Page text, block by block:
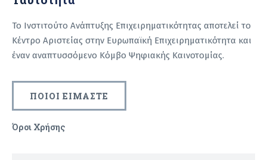
Το Ινστιτούτο Ανάπτυξης Επιχειρηματικότητας αποτελεί το
Κέντρο Αριστείας στην Ευρωπαϊκή Επιχειρηματικότητα και
έναν αναπτυσσόμενο Κόμβο Ψηφιακής Καινοτομίας.
ΠΟΙΟΙ ΕΙΜΑΣΤΕ
Όροι Χρήσης